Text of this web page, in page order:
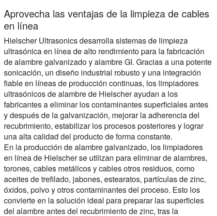
Aprovecha las ventajas de la limpieza de cables
en línea
Hielscher Ultrasonics desarrolla sistemas de limpieza
ultrasónica en línea de alto rendimiento para la fabricación
de alambre galvanizado y alambre GI. Gracias a una potente
sonicación, un diseño industrial robusto y una integración
fiable en líneas de producción continuas, los limpiadores
ultrasónicos de alambre de Hielscher ayudan a los
fabricantes a eliminar los contaminantes superficiales antes
y después de la galvanización, mejorar la adherencia del
recubrimiento, estabilizar los procesos posteriores y lograr
una alta calidad del producto de forma constante.
En la producción de alambre galvanizado, los limpiadores
en línea de Hielscher se utilizan para eliminar de alambres,
torones, cables metálicos y cables otros residuos, como
aceites de trefilado, jabones, estearatos, partículas de zinc,
óxidos, polvo y otros contaminantes del proceso. Esto los
convierte en la solución ideal para preparar las superficies
del alambre antes del recubrimiento de zinc, tras la